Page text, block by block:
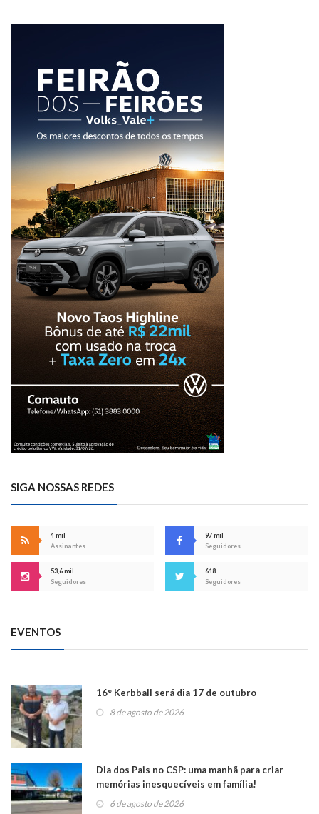
SIGA NOSSAS REDES
4 mil
Assinantes
97 mil
Seguidores
53,6 mil
Seguidores
618
Seguidores
EVENTOS
16° Kerbball será dia 17 de outubro
8 de agosto de 2026
Dia dos Pais no CSP: uma manhã para criar
memórias inesquecíveis em família!
6 de agosto de 2026